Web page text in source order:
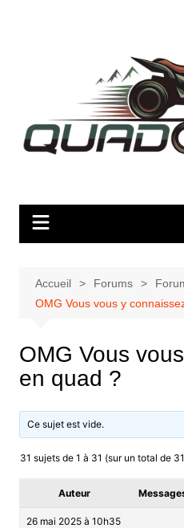
Accueil Forums
OMG Vous vous y
OMG Vous
en quad ?
Ce sujet est vide.
31 sujets de 1 à 31 (sur un total de
Auteur
26 mai 2025 à 10h35